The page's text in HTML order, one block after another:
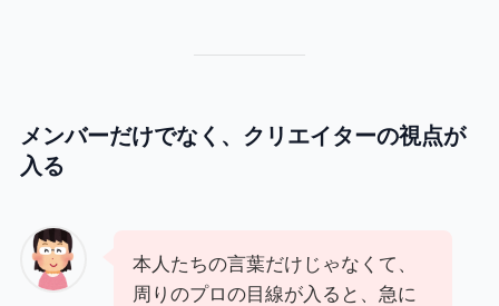
メンバーだけでなく、クリエイターの視点が
入る
本人たちの言葉だけじゃなくて、
周りのプロの目線が入ると、急に